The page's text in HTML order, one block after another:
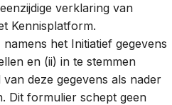
verklaring van
Kennisplatform.
het Initiatief gegevens
en (ii) in te stemmen
deze gegevens als nader
Dit formulier schept geen